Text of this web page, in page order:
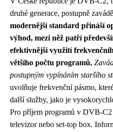
druhé generace, postupně
modernější standard přináší
výhod, mezi něž patří
efektivnější využití
většího počtu programů.
postupným vypínáním staršího
uvolňuje frekvenční pásmo,
další služby, jako je
Pro příjem programů v DVB-
televizor nebo set-top box.